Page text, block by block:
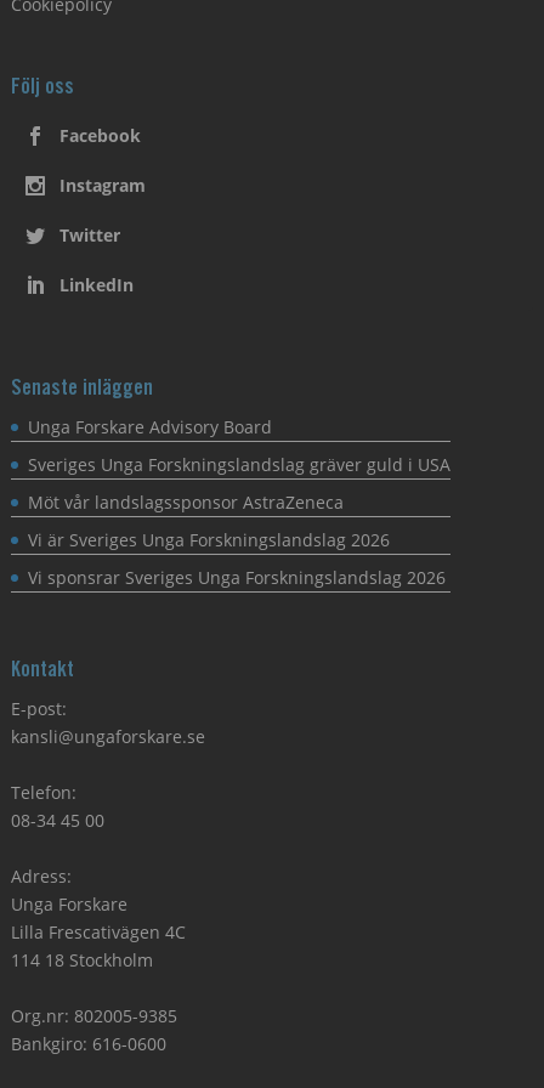
Följ oss
Facebook
Instagram
Twitter
LinkedIn
Senaste inläggen
Unga Forskare Advisory Board
Sveriges Unga Forskningslandslag gräver guld i USA
Möt vår landslagssponsor AstraZeneca
Vi är Sveriges Unga Forskningslandslag 2026
Vi sponsrar Sveriges Unga Forskningslandslag 2026
Kontakt
E-post:
kansli@ungaforskare.se
Telefon:
08-34 45 00
Adress:
Unga Forskare
Lilla Frescativägen 4C
114 18 Stockholm
Org.nr: 802005-9385
Bankgiro: 616-0600